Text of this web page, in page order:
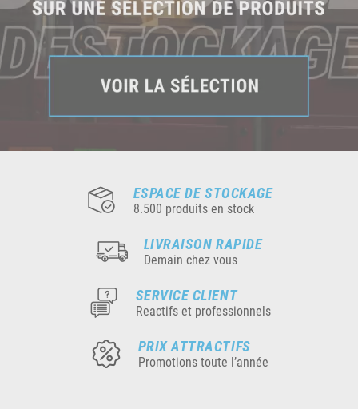
ESPACE DE STOCKAGE
8.500 produits en stock
LIVRAISON RAPIDE
Demain chez vous
SERVICE CLIENT
Reactifs et professionnels
PRIX ATTRACTIFS
Promotions toute l’année